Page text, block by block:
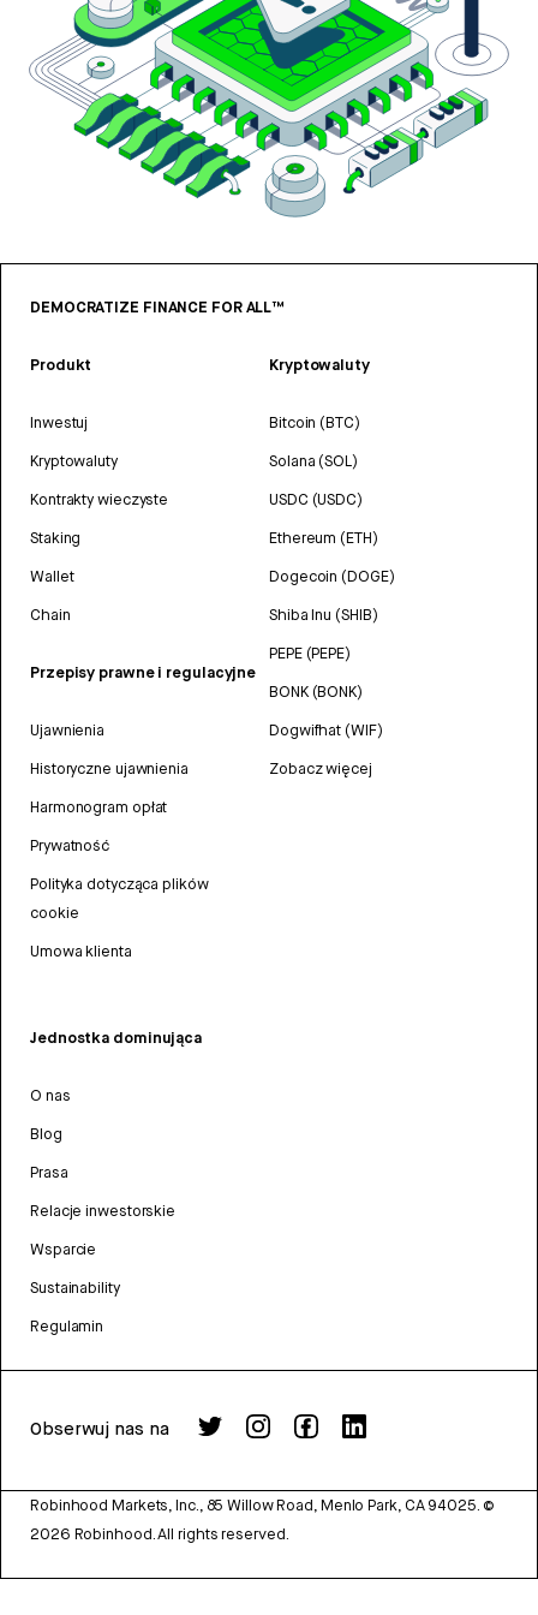
DEMOCRATIZE FINANCE FOR ALL™
Produkt
Inwestuj
Kryptowaluty
Kontrakty wieczyste
Staking
Wallet
Chain
Przepisy prawne i regulacyjne
Ujawnienia
Historyczne ujawnienia
Harmonogram opłat
Prywatność
Polityka dotycząca plików
cookie
Umowa klienta
Kryptowaluty
Bitcoin (BTC)
Solana (SOL)
USDC (USDC)
Ethereum (ETH)
Dogecoin (DOGE)
Shiba Inu (SHIB)
PEPE (PEPE)
BONK (BONK)
Dogwifhat (WIF)
Zobacz więcej
Jednostka dominująca
O nas
Blog
Prasa
Relacje inwestorskie
Wsparcie
Sustainability
Regulamin
Obserwuj nas na
Robinhood Markets, Inc., 85 Willow Road, Menlo Park, CA 94025. ©
2026 Robinhood. All rights reserved.